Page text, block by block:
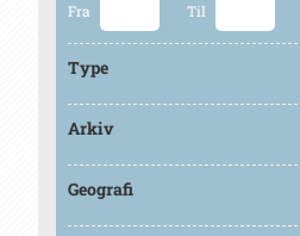
Fra Til
Type
Arkiv
Geografi